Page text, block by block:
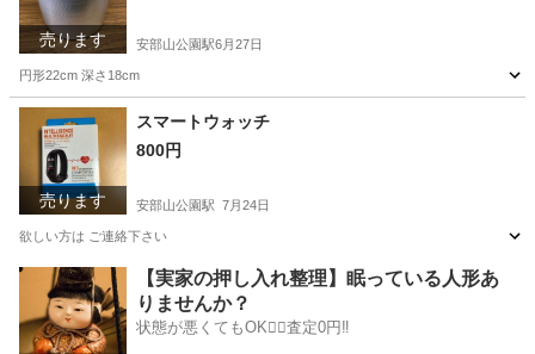
売ります 安部山公園駅6月27日
円形22cm 深さ18cm
福岡 北九州市 安部山公園駅
売ります
スマートウォッチ
800円
安部山公園駅 7月24日
欲しい方は ご連絡下さい
福岡 北九州市 安部山公園駅 その他 スマートウォッチ
【実家の押し入れ整理】眠っている人形あ
りませんか？
状態が悪くてもOK🙆‍♀️査定0円‼️